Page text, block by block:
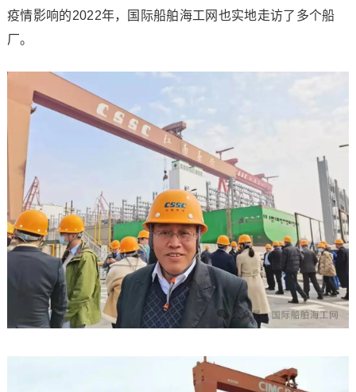
疫情影响的2022年，国际船舶海工网也实地走访了多个船
厂。